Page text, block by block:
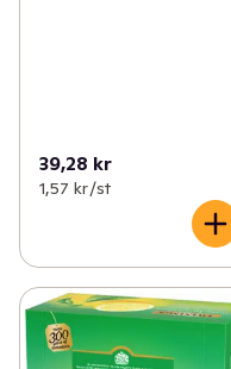
39,28 kr
1,57 kr /st